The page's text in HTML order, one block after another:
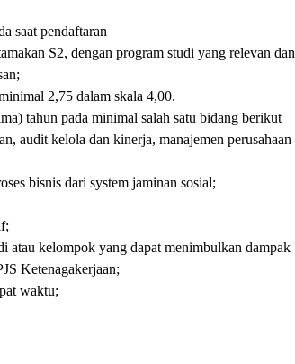
saat pendaftaran
S2, dengan program studi yang relevan dan
2,75 dalam skala 4,00.
tahun pada minimal salah satu bidang berikut
audit kelola dan kinerja, manajemen perusahaan
bisnis dari system jaminan sosial;
atau kelompok yang dapat menimbulkan dampak
Ketenagakerjaan;
waktu;